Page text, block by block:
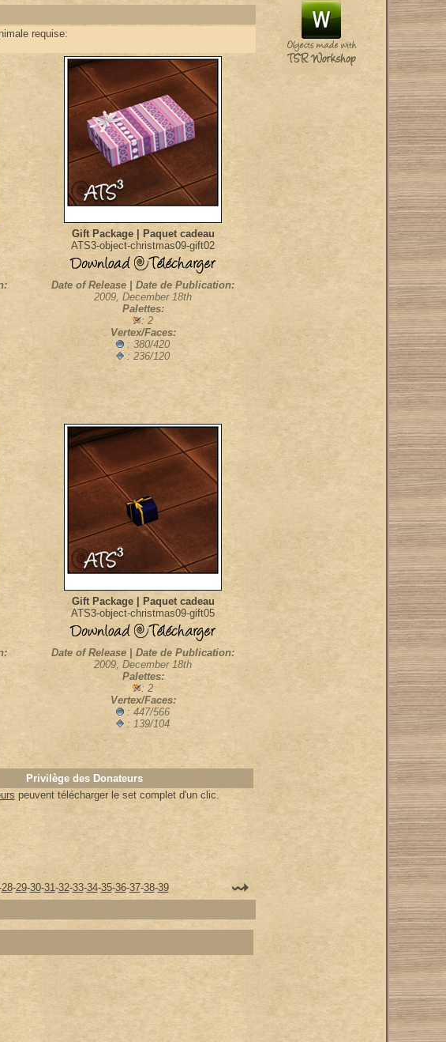
requise:
Gift Package | Paquet cadeau
ATS3-object-christmas09-gift02
Date of Release | Date de Publication:
2009, December 18th
Palettes:
: 2
Vertex/Faces:
: 380/420
: 236/120
Gift Package | Paquet cadeau
ATS3-object-christmas09-gift05
Date of Release | Date de Publication:
2009, December 18th
Palettes:
: 2
Vertex/Faces:
: 447/566
: 139/104
Privilège des Donateurs
peuvent télécharger le set complet d'un clic.
28-29-30-31-32-33-34-35-36-37-38-39